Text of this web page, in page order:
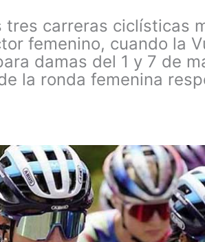
tres carreras ciclísticas
femenino, cuando la
damas del 1 y 7 de
la ronda femenina